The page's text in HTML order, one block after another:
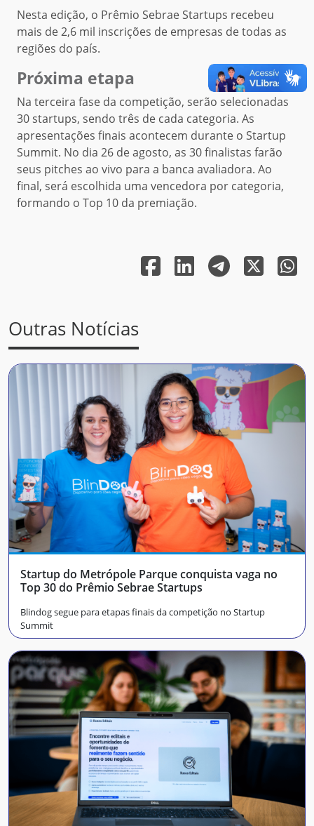
Nesta edição, o Prêmio Sebrae Startups recebeu
mais de 2,6 mil inscrições de empresas de todas as
regiões do país.
Próxima etapa
Na terceira fase da competição, serão selecionadas
30 startups, sendo três de cada categoria. As
apresentações finais acontecem durante o Startup
Summit. No dia 26 de agosto, as 30 finalistas farão
seus pitches ao vivo para a banca avaliadora. Ao
final, será escolhida uma vencedora por categoria,
formando o Top 10 da premiação.
Outras Notícias
Startup do Metrópole Parque conquista vaga no
Top 30 do Prêmio Sebrae Startups
Blindog segue para etapas finais da competição no Startup
Summit